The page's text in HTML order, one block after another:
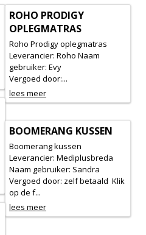
ROHO PRODIGY
OPLEGMATRAS
Roho Prodigy oplegmatras
Leverancier: Roho Naam
gebruiker: Evy
Vergoed door:...
lees meer
BOOMERANG KUSSEN
Boomerang kussen
Leverancier: Mediplusbreda
Naam gebruiker: Sandra
Vergoed door: zelf betaald Klik
op de f...
lees meer